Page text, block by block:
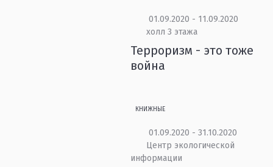
01.09.2020 - 11.09.2020
холл 3 этажа
Терроризм - это тоже
война
КНИЖНЫЕ
01.09.2020 - 31.10.2020
Центр экологической
информации